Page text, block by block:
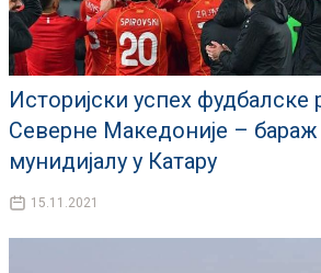
Историјски успех фудбалске
Северне Македоније –
мунидијалу у Катару
15.11.2021